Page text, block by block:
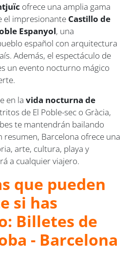
ofrece una amplia gama
el impresionante Castillo de
Espanyol, una
español con arquitectura
Además, el espectáculo de
un evento nocturno mágico
en la vida nocturna de
de El Poble-sec o Gràcia,
te mantendrán bailando
resumen, Barcelona ofrece una
arte, cultura, playa y
a cualquier viajero.
que pueden
si has
Billetes de
- Barcelona